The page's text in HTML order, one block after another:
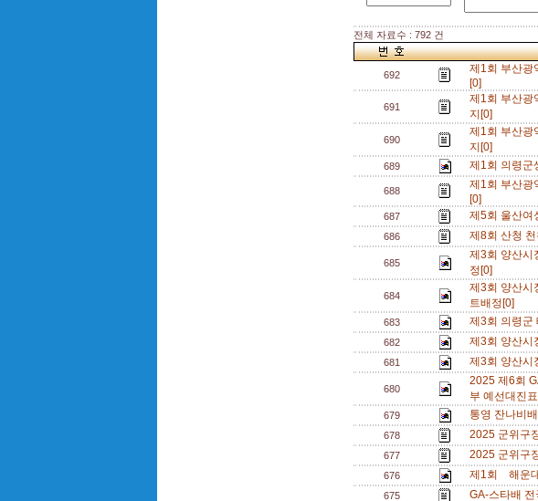
전체 자료수 : 792 건
692
제1회 부산광
[0]
691
제1회 부산광
지[0]
690
제1회 부산광
지[0]
689 제1회 의령군
688
제1회 부산광
[0]
687 제5회 울산여
686
제8회 산청
685
제3회 양산시
정[0]
684
제3회 양산시
트배정[0]
683 제3회 의령군
682
제3회 양산시
681
제3회 양산시
680
2025 제6회
부 예선대진
679 통영 잔나비
678
2025 군위구
677
2025 군위구
676
제1회 해운
675
GA-스타배